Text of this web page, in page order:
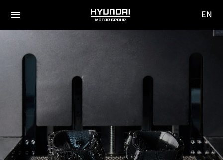
전체
HYUNDAI
MOTOR
사이
EN